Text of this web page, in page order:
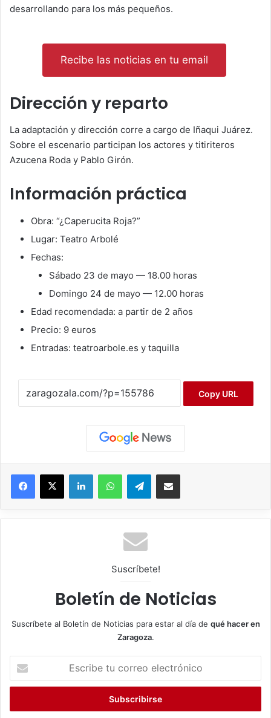
desarrollando para los más pequeños.
Recibe las noticias en tu email
Dirección y reparto
La adaptación y dirección corre a cargo de Iñaqui Juárez.
Sobre el escenario participan los actores y titiriteros
Azucena Roda y Pablo Girón.
Información práctica
Obra: “¿Caperucita Roja?”
Lugar: Teatro Arbolé
Fechas:
Sábado 23 de mayo — 18.00 horas
Domingo 24 de mayo — 12.00 horas
Edad recomendada: a partir de 2 años
Precio: 9 euros
Entradas: teatroarbole.es y taquilla
Copy URL
Telegram
Suscríbete!
Boletín de Noticias
Suscríbete al Boletín de Noticias para estar al día de qué hacer en
Zaragoza.
c
i